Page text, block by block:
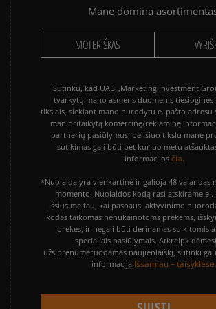
Mane domina
MOTERIŠKAS
Sutinku, kad UAB „Marketing Investment
tvarkytų mano asmens duomenis
tikslais, siekiant mano nurodytu e. pašto adresu
man pritaikytą komercinę/reklaminę
partnerių pasiūlymus, bei šiuo tikslu mane
sutikimas gali būti bet kuriuo metu
informacijos čia.
*Nuolaida yra vienkartinė ir galioja 48 valandas
momento. Nuolaidos kodą rasi atskirame el.
išsiųsime tau, kai paspausi aktyvinimo
kodas taikomas nenukainotoms prekėms,
prekes, ir negali būti derinamas su kitomis
specialiais pasiūlymais. Atkreipk
užsiprenumeruodamas naujienlaiškį, sutinki
informaciją.Išsamiau – taisyklėse.